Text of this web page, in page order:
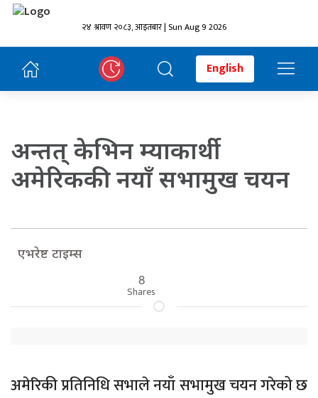
२४ श्रावण २०८३, आइतबार | Sun Aug 9 2026
English
अन्तत् केभिन म्याकार्थी
अमेरिककी नयाँ सभामुख चयन
एभरेष्ट टाइम्स
8
Shares
अमेरिकी प्रतिनिधि सभाले नयाँ सभामुख चयन गरेको छ